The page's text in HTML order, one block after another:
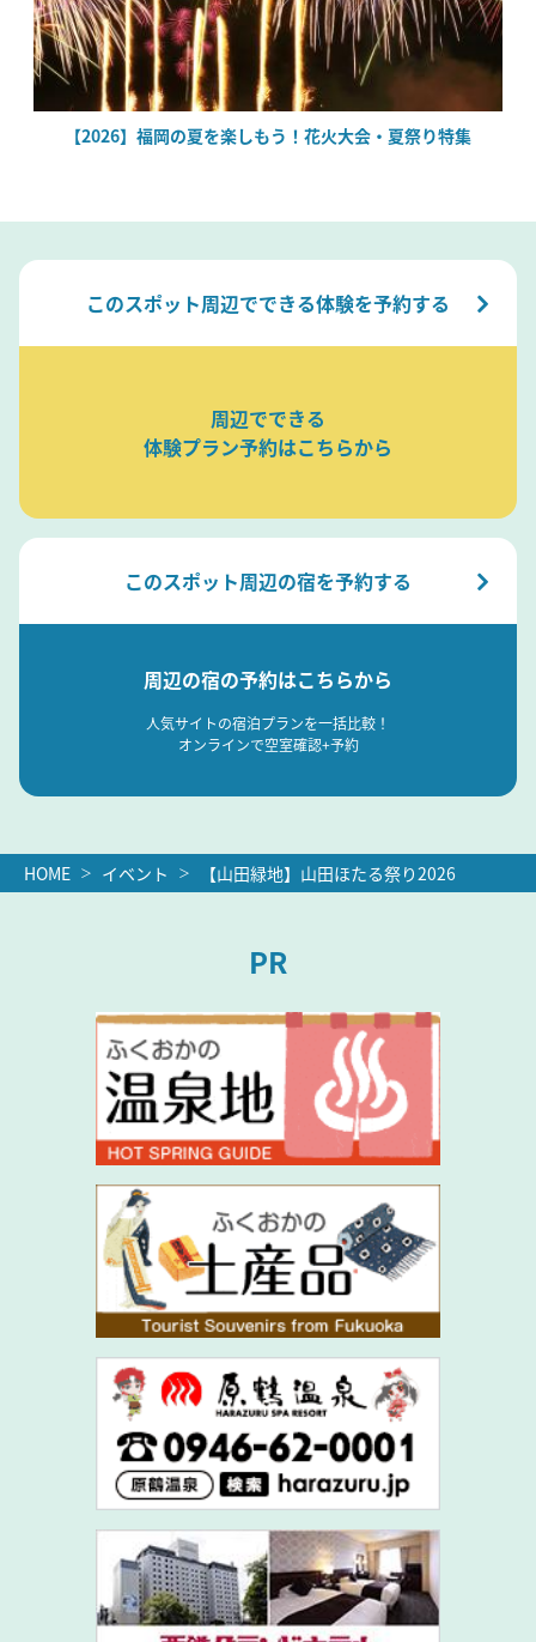
【2026】福岡の夏を楽しもう！花火大会・夏祭り特集
このスポット周辺でできる体験を予約する
周辺でできる
体験プラン予約はこちらから
このスポット周辺の宿を予約する
周辺の宿の予約はこちらから
人気サイトの宿泊プランを一括比較！
オンラインで空室確認+予約
HOME イベント 【山田緑地】山田ほたる祭り2026
PR